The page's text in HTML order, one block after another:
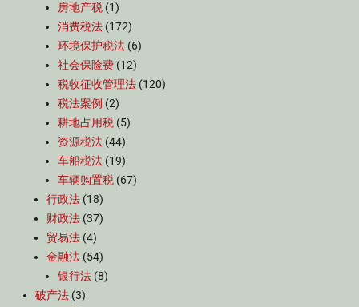
房地产税 (1)
消费税法 (172)
环境保护税法 (6)
社会保险费 (12)
税收征收管理法 (120)
税法案例 (2)
耕地占用税 (5)
资源税法 (44)
车船税法 (19)
车辆购置税 (67)
行政法 (18)
财政法 (37)
贸易法 (4)
金融法 (54)
银行法 (8)
破产法 (3)